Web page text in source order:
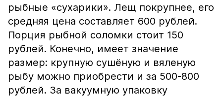
рыбные «сухарики». Лещ покрупнее, его
средняя цена составляет 600 рублей.
Порция рыбной соломки стоит 150
рублей. Конечно, имеет значение
размер: крупную сушёную и вяленую
рыбу можно приобрести и за 500-800
рублей. За вакуумную упаковку